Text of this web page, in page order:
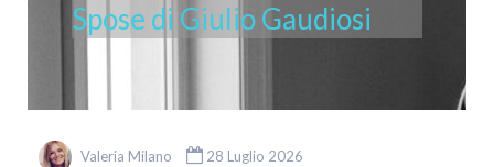
Spose di Giulio Gaudiosi
Valeria Milano 28 Luglio 2026